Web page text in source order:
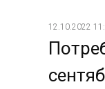
12.10.2022